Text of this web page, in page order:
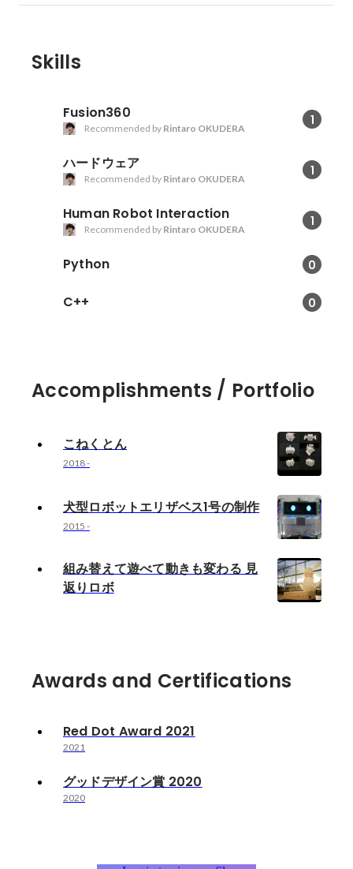
Skills
Fusion360 1
Recommended by Rintaro OKUDERA
ハードウェア 1
Recommended by Rintaro OKUDERA
Human Robot Interaction 1
Recommended by Rintaro OKUDERA
Python 0
C++ 0
Accomplishments / Portfolio
こねくとん
2018-
犬型ロボットエリザベス1号の制作
2015 -
組み替えて遊べて動きも変わる 見
返りロボ
Awards and Certifications
Red Dot Award 2021
2021
グッドデザイン賞 2020
2020